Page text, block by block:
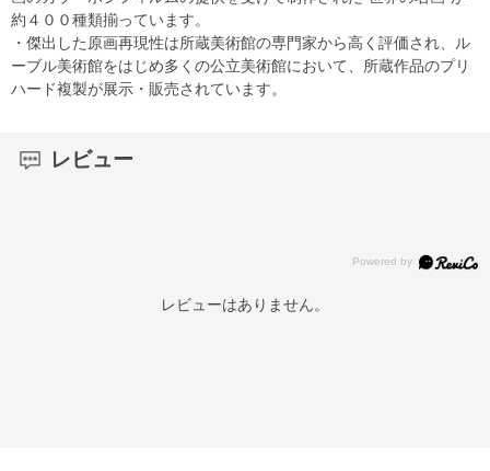
約４００種類揃っています。
・傑出した原画再現性は所蔵美術館の専門家から高く評価され、ル
ーブル美術館をはじめ多くの公立美術館において、所蔵作品のプリ
ハード複製が展示・販売されています。
レビュー
レビューはありません。